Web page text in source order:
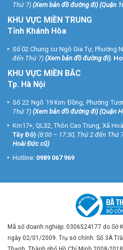
Thứ 7) (Xem bản đồ đường đi) (Quận
KHU VỰC MIỀN TRUNG
Tỉnh Khánh Hòa
Số 02 Chung cư Ngô Gia Tự, Phường
đến Thứ 7) (Xem bản đồ đường đi).
KHU VỰC MIỀN BẮC
Tp. Hà Nội
Số 22 Ngõ 19 Kim Đồng, Phường
Thứ 7) (Xem bản đồ đường đi) (Quận
Km17+, QL32, Thôn Cao Trung, Xã
Tây Đô) (8:00 – 17:30, Thứ 2 đến Thứ
Hoài Đức cũ)
Hotline: 0989 067 969
Mã số doanh nghiệp: 0306524177 do Sở
ngày 02/01/2009. Trụ sở chính: Số 3A